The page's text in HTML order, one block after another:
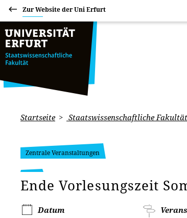
Zur Website der Uni Erfurt
Startseite Staatswissenschaftliche Fakultät
Zentrale Veranstaltungen
Ende Vorlesungszeit
Datum